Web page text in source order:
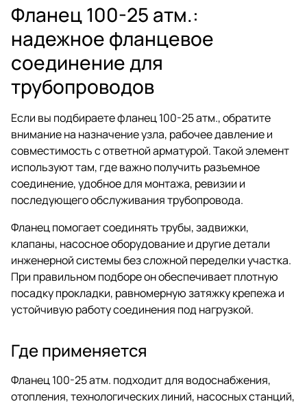
Фланец 100-25 атм.:
надежное фланцевое
соединение для
трубопроводов
Если вы подбираете фланец 100-25 атм., обратите
внимание на назначение узла, рабочее давление и
совместимость с ответной арматурой. Такой элемент
используют там, где важно получить разъемное
соединение, удобное для монтажа, ревизии и
последующего обслуживания трубопровода.
Фланец помогает соединять трубы, задвижки,
клапаны, насосное оборудование и другие детали
инженерной системы без сложной переделки участка.
При правильном подборе он обеспечивает плотную
посадку прокладки, равномерную затяжку крепежа и
устойчивую работу соединения под нагрузкой.
Где применяется
Фланец 100-25 атм. подходит для водоснабжения,
отопления, технологических линий, насосных станций,